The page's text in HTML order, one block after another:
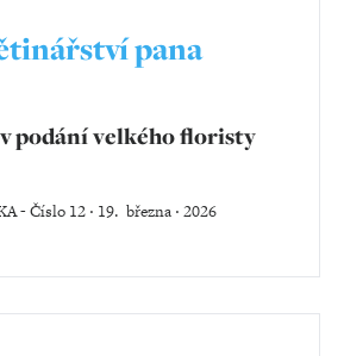
pana
podání velkého floristy
-Číslo 12 ‧ 19. března ‧ 2026